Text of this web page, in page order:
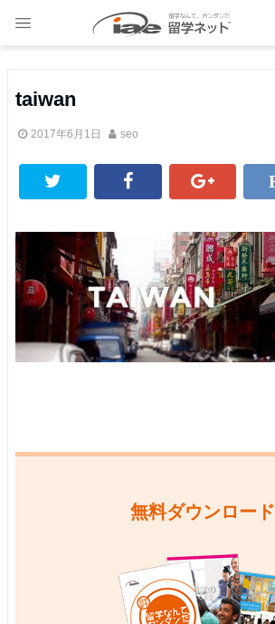
taiwan
2017年6月1日 seo
無料ダウンロード